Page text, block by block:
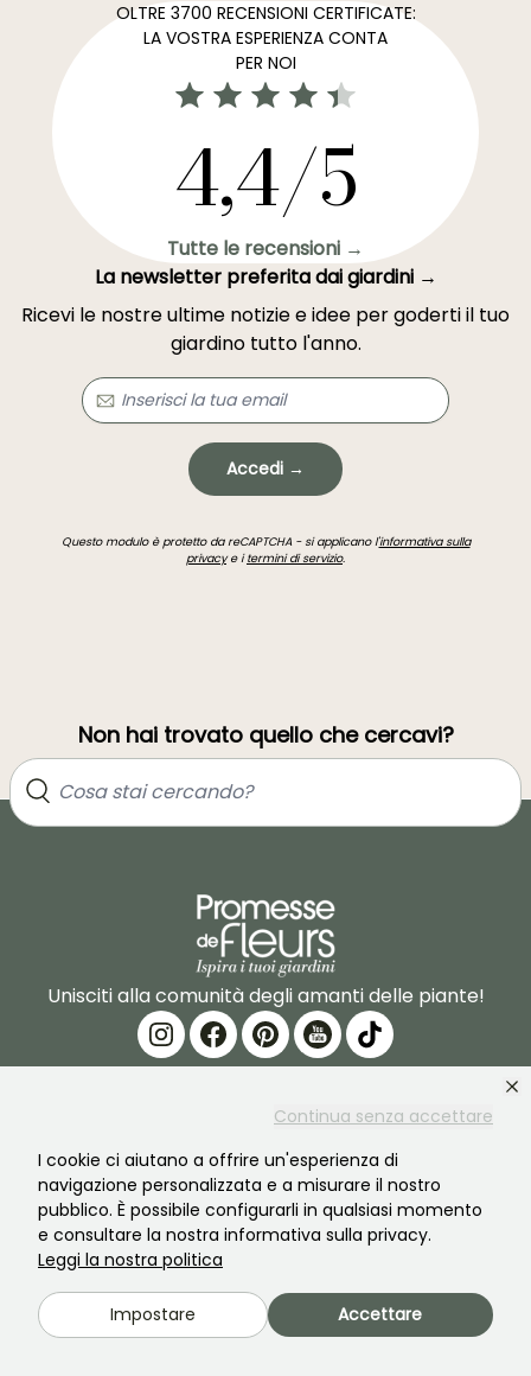
Continua senza accettare
I cookie ci aiutano a offrire un'esperienza di
navigazione personalizzata e a misurare il nostro
pubblico. È possibile configurarli in qualsiasi momento
e consultare la nostra informativa sulla privacy.
Leggi la nostra politica
Impostare Accettare
OLTRE 3700 RECENSIONI CERTIFICATE:
LA VOSTRA ESPERIENZA CONTA
PER NOI
4,4/5
Tutte le recensioni →
La newsletter preferita dai giardini →
Ricevi le nostre ultime notizie e idee per goderti il tuo
giardino tutto l'anno.
Accedi →
Questo modulo è protetto da reCAPTCHA - si applicano l'informativa sulla
privacye itermini di servizio.
Non hai trovato quello che cercavi?
Unisciti alla comunità degli amanti delle piante!
PROMESSE DE FLEURS
Il marchio
La nostra storia
Le nostre piante
SERVIZI
Preparazione dell'ordine
Garanzia degli impianti